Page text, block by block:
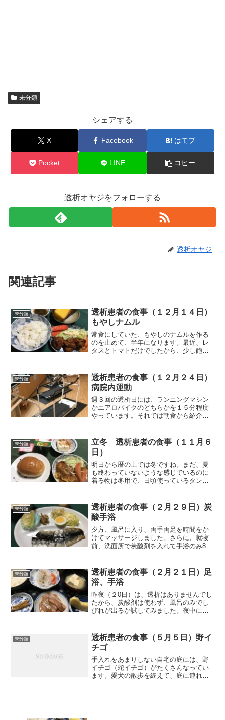
未分類
シェアする
X Facebook はてブ
Pocket LINE コピー
透析オヤジをフォローする
透析オヤジ
関連記事
未分類
透析患者の食事（１２月１４日）
もやしナムル
常食にしていた、もやしのナムルを作る
のを止めて、半年になります。最近、レ
タスとトマトだけでしたから、少し飽き
げ、リンゴで作ってみました。容器はア
イスクリームが入っていたもの...
未分類
透析患者の食事（１２月２４日）
病院内運動
週３回の透析日には、ランニングマシン
かエアロバイクのどちらかを１５分程度
やっています。それでは朝食から紹介し
く焦げ目が付きませんでした。焼けては
いるものの、何となく半焼...
未分類
立冬 透析患者の食事（１１月６
日）
明日から暦の上では冬ですね。まだ、夏
も終わっていないような感じでいるのに
着る物は冬用で、日頃使っているタンス
で、毎年のことながら身体が戸惑ってい
ます。それでは朝食から紹...
未分類
透析患者の食事（２月２９日）炭
酸手浴
夕方、風呂に入り、両手両足を時間をか
けてマッサージしました。さらに、就寝
前、洗面所で炭酸剤を入れて手浴のみ8分
ました。この泡を見ると効果があるんじ
ゃないかなとは思います...
未分類
透析患者の食事（２月２１日）足
浴、手浴
昨夜（２0日）は、透析はありませんでし
たから、炭酸剤は使わず、風呂のみでし
びれが出るか試してみました。夜中にし
ました。夕方、入りましたから、就寝時
には手足は冷え切ってい...
未分類
透析患者の食事（５月５日）野イ
チゴ
手入れをあまりしない自宅の庭には、野
イチゴ（蛇イチゴ）がたくさんなってい
ます。愛犬の散歩を終えて、庭に連れて